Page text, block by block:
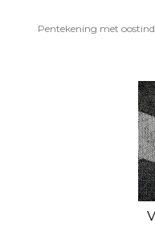
Pentekening met